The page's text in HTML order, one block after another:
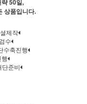
50일,
상품입니다.
제작
수
수축진행
행
준비